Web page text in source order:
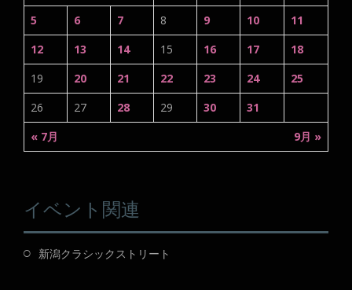
« 7月 9月 »
5
6 7 8 9 10
11
12
13 14 15 16 17
18
19
20 21 22 23 24
25
26
27 28 29 30 31
イベント関連
新潟クラシックストリート